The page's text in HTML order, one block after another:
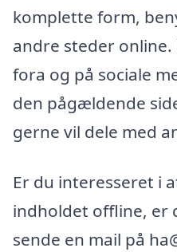
komplette form,
andre steder
fora og på sociale
den pågældende
gerne vil dele med
Er du interesseret i
indholdet offline, er
sende en mail på